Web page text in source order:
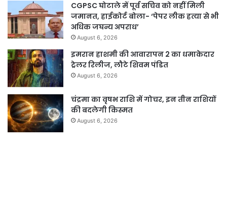
CGPSC घोटाले में पूर्व सचिव को नहीं मिली
जमानत, हाईकोर्ट बोला- ‘पेपर लीक हत्या से भी
अधिक जघन्य अपराध’
August 6, 2026
इमरान हाशमी की आवारापन 2 का धमाकेदार
ट्रेलर रिलीज, लौटे शिवम पंडित
August 6, 2026
चंद्रमा का वृषभ राशि में गोचर, इन तीन राशियों
की बदलेगी किस्मत
August 6, 2026